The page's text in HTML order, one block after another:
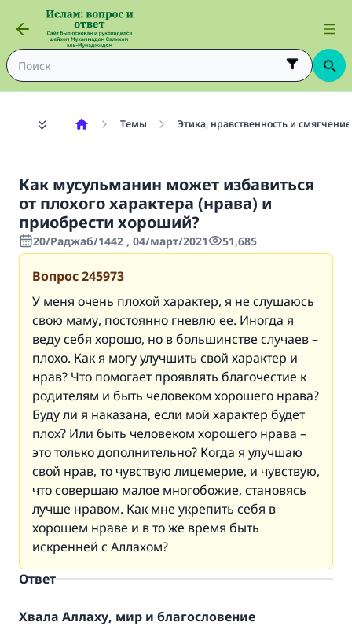
Темы Этика, нравственность и
Как мусульманин может избавиться
от плохого характера (нрава) и
приобрести хороший?
20/Раджаб/1442 , 04/март/2021 51,685
Вопрос245973
У меня очень плохой характер, я не слушаюсь
свою маму, постоянно гневлю ее. Иногда я
веду себя хорошо, но в большинстве случаев –
плохо. Как я могу улучшить свой характер и
нрав? Что помогает проявлять благочестие к
родителям и быть человеком хорошего нрава?
Буду ли я наказана, если мой характер будет
плох? Или быть человеком хорошего нрава –
это только дополнительно? Когда я улучшаю
свой нрав, то чувствую лицемерие, и чувствую,
что совершаю малое многобожие, становясь
лучше нравом. Как мне укрепить себя в
хорошем нраве и в то же время быть
искренней с Аллахом?
Ответ
Хвала Аллаху, мир и благословение